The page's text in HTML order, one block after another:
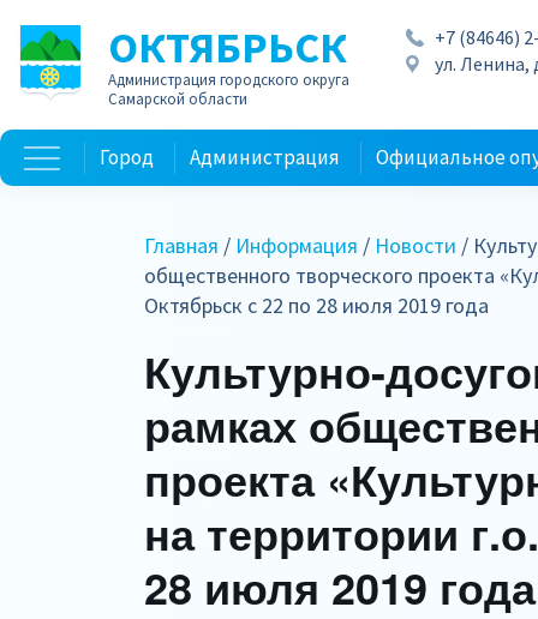
ОКТЯБРЬСК
Администрация городского округа
Самарской области
+7 (84646)
ул. Ленина,
Город Администрация Официальное
Главная / Информация / Новости /
общественного творческого проекта
Октябрьск с 22 по 28 июля 2019 года
Культурно-
рамках
проекта
на территории
28 июля 2019 года